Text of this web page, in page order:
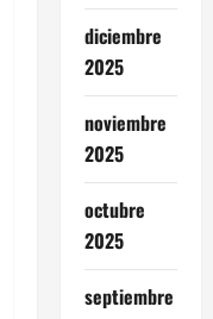
diciembre
2025
noviembre
2025
octubre
2025
septiembre